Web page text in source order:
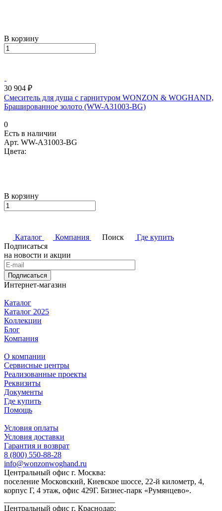
В корзину
30 904 ₽
Смеситель для душа с гарнитуром WONZON & WOGHAND,
Брашированное золото (WW-A31003-BG)
0
Есть в наличии
Арт. WW-A31003-BG
Цвета:
В корзину
Каталог Компания Поиск
Где купить
Подписаться
на новости и акции
Подписаться
Интернет-магазин
Каталог
Каталог 2025
Коллекции
Блог
Компания
О компании
Сервисные центры
Реализованные проекты
Реквизиты
Документы
Где купить
Помощь
Условия оплаты
Условия доставки
Гарантия и возврат
8 (800) 550-88-28
info@wonzonwoghand.ru
Центральный офис г. Москва:
поселение Московский, Киевское шоссе, 22-й километр, 4,
корпус Г, 4 этаж, офис 429Г. Бизнес-парк «Румянцево».
Центральный офис г. Краснодар: